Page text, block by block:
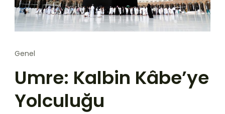
Genel
Umre: Kalbin Kâbe’ye
Yolculuğu